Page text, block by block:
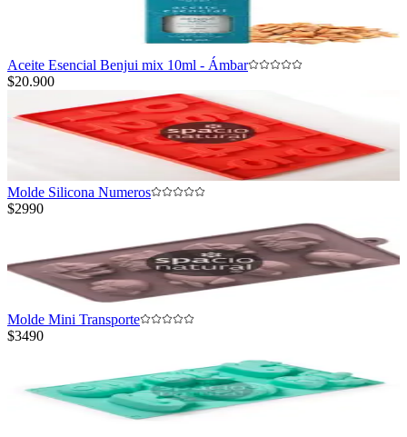
Aceite Esencial Benjui mix 10ml - Ámbar
$20.900
Molde Silicona Numeros
$2990
Molde Mini Transporte
$3490